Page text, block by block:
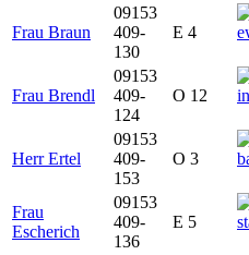
Frau Braun
09153
409-
130
E 4
Frau Brendl
09153
409-
124
O 12
Herr Ertel
09153
409-
153
O 3
Frau
Escherich
09153
409-
136
E 5